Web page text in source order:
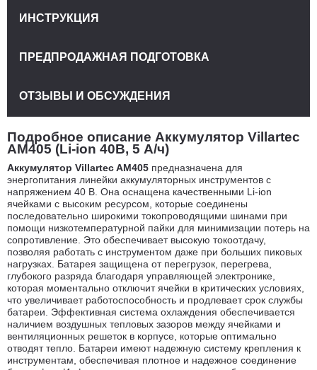
Подробное описание Аккумулятор Villartec
AM405 (Li-ion 40В, 5 А/ч)
Аккумулятор Villartec AM405 предназначена для
энергопитания линейки аккумуляторных инструментов с
напряжением 40 В. Она оснащена качественными Li-ion
ячейками с высоким ресурсом, которые соединены
последовательно широкими токопроводящими шинами при
помощи низкотемпературной пайки для минимизации потерь на
сопротивление. Это обеспечивает высокую токоотдачу,
позволяя работать с инструментом даже при больших пиковых
нагрузках. Батарея защищена от перегрузок, перегрева,
глубокого разряда благодаря управляющей электронике,
которая моментально отключит ячейки в критических условиях,
что увеличивает работоспособность и продлевает срок службы
батареи. Эффективная система охлаждения обеспечивается
наличием воздушных тепловых зазоров между ячейками и
вентиляционных решеток в корпусе, которые оптимально
отводят тепло. Батареи имеют надежную систему крепления к
инструментам, обеспечивая плотное и надежное соединение
ИНСТРУКЦИЯ
ПРЕДПРОДАЖНАЯ ПОДГОТОВКА
ОТЗЫВЫ И ОБСУЖДЕНИЯ